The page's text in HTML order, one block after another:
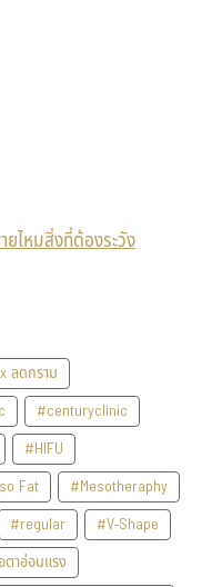
ไหมสิ่งที่ต้องระวัง
ลดกราม
#centuryclinic
#HIFU
Fat
#Mesotheraphy
#regular
#V-Shape
าอ่อนแรง